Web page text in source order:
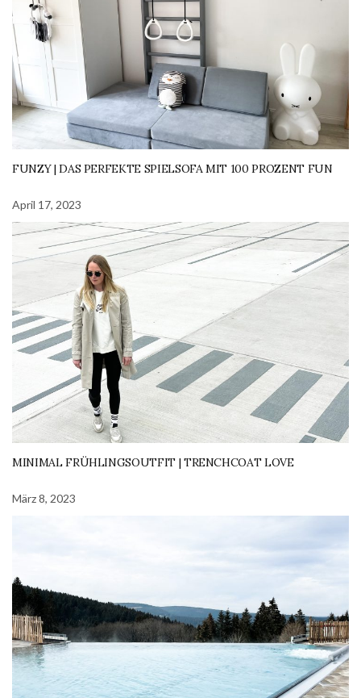
FUNZY | DAS PERFEKTE SPIELSOFA MIT 100 PROZENT FUN
April 17, 2023
MINIMAL FRÜHLINGSOUTFIT | TRENCHCOAT LOVE
März 8, 2023